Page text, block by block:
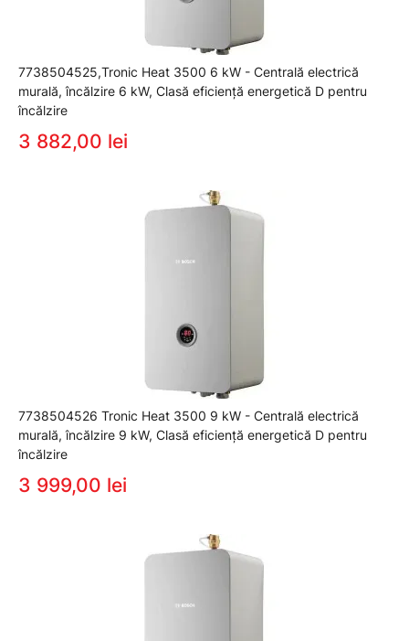
7738504525,Tronic Heat 3500 6 kW - Centrală electrică
murală, încălzire 6 kW, Clasă eficiență energetică D pentru
încălzire
3 882,00 lei
7738504526 Tronic Heat 3500 9 kW - Centrală electrică
murală, încălzire 9 kW, Clasă eficiență energetică D pentru
încălzire
3 999,00 lei